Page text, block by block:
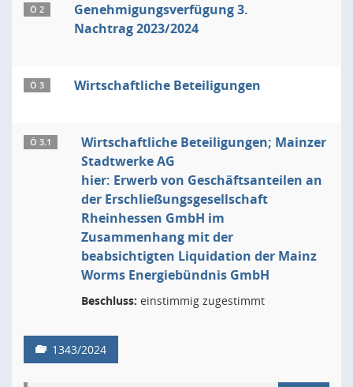
Ö 2
Genehmigungsverfügung 3.
Nachtrag 2023/2024
Ö 3 Wirtschaftliche Beteiligungen
Ö 3.1
Wirtschaftliche Beteiligungen; Mainzer
Stadtwerke AG
hier: Erwerb von Geschäftsanteilen an
der Erschließungsgesellschaft
Rheinhessen GmbH im
Zusammenhang mit der
beabsichtigten Liquidation der Mainz
Worms Energiebündnis GmbH
Beschluss: einstimmig zugestimmt
1343/2024